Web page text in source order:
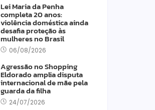
Lei Maria da Penha
completa 20 anos:
violência doméstica ainda
desafia proteção às
mulheres no Brasil
06/08/2026
Agressão no Shopping
Eldorado amplia disputa
internacional de mãe pela
guarda da filha
24/07/2026